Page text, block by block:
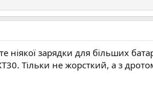
ніякої зарядки для більших
Тільки не жорсткий, а з